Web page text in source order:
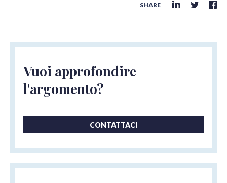
SHARE
Vuoi approfondire
l'argomento?
CONTATTACI